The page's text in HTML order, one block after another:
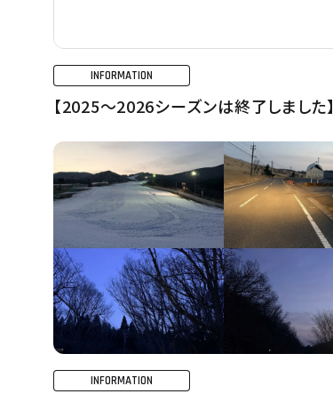
INFORMATION
【2025～2026シーズンは終了しました】
INFORMATION